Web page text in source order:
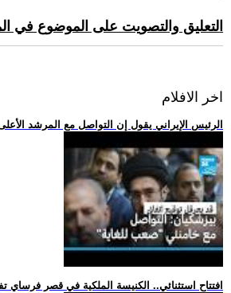
التعليق والتصويت على الموضوع في
اخر الافلام
.. الرئيس الإيراني يقول إن التواصل مع المرشد
.. افتتاح استثنائي.. الكنيسة الملكية في قصر فرساي